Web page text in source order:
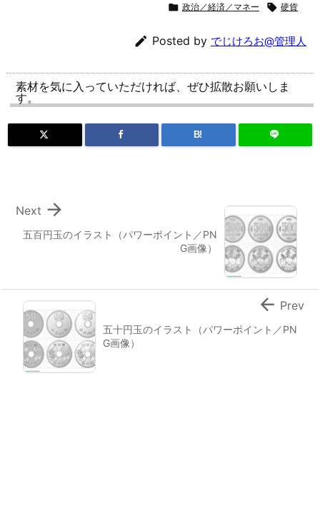
 政治／経済／マネー  硬貨
 Posted by でじけろお@管理人
素材を気に入っていただければ、ぜひ拡散お願いしま
す。
B!
五百円玉のイラスト（パワーポイント／PN
G画像）

Next
五十円玉のイラスト（パワーポイント／PN
G画像）
 Prev